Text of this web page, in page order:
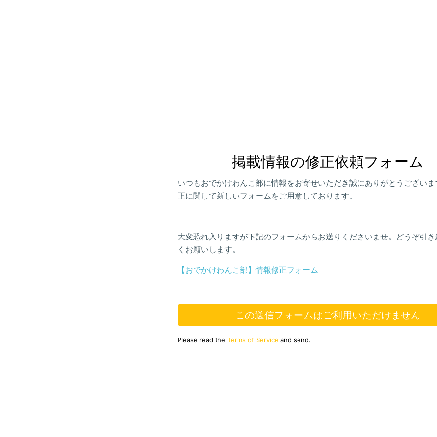
掲載情報の修正依頼フォーム
いつもおでかけわんこ部に情報をお寄せいただき誠にありがとうござい
正に関して新しいフォームをご用意しております。
大変恐れ入りますが下記のフォームからお送りくださいませ。どうぞ引き
くお願いします。
【おでかけわんこ部】情報修正フォーム
この送信フォームはご利用いただけません
Please read the Terms of Service and send.